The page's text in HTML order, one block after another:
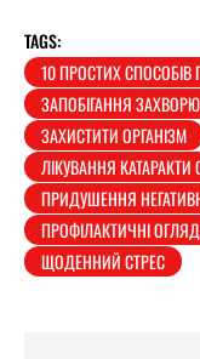
TAGS:
10 ПРОСТИХ
ЗАПОБІГАННЯ
ЗАХИСТИТИ ОРГАНІЗМ
ЛІКУВАННЯ КАТАРАКТИ
ПРИДУШЕННЯ
ПРОФІЛАКТИЧНІ
ЩОДЕННИЙ СТРЕС